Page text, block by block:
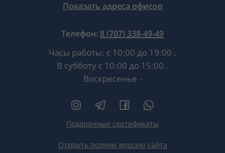
Показать адреса офисов
Телефон: 8 (707) 338-49-49
Часы работы: с 10:00 до 19:00 .
В субботу с 10:00 до 15:00 .
Воскресенье -
Подарочные сертификаты
Открыть полную версию сайта